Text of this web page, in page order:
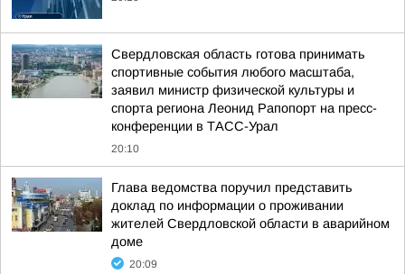
Свердловская область готова принимать
спортивные события любого масштаба,
заявил министр физической культуры и
спорта региона Леонид Рапопорт на пресс-
конференции в ТАСС-Урал
20:10
Глава ведомства поручил представить
доклад по информации о проживании
жителей Свердловской области в аварийном
доме
20:09